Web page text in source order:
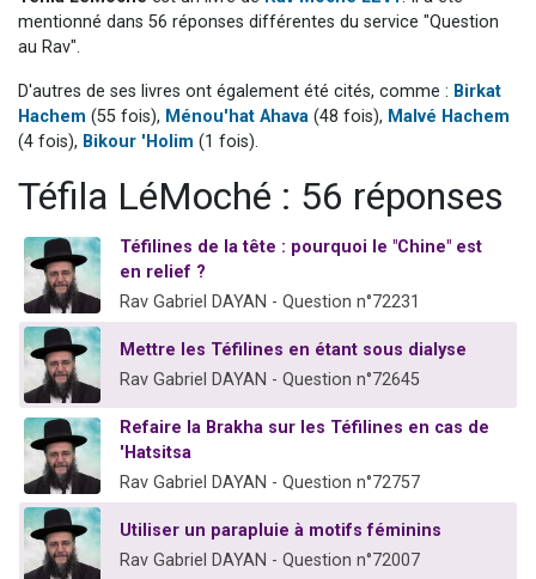
2 personnes viennent de faire un don pour 1 Journée de Vacances Pour les Enfants
4 personnes viennent de nous rejoindre sur WhatsApp
Il reste 49 places pour étudier en groupe sur Zoom
mentionné dans 56 réponses différentes du service "Question
au Rav".
D'autres de ses livres ont également été cités, comme : Birkat
Hachem (55 fois), Ménou'hat Ahava (48 fois), Malvé Hachem
(4 fois), Bikour 'Holim (1 fois).
Téfila LéMoché : 56 réponses
Téfilines de la tête : pourquoi le "Chine" est
en relief ?
Rav Gabriel DAYAN - Question n°72231
Mettre les Téfilines en étant sous dialyse
Rav Gabriel DAYAN - Question n°72645
Refaire la Brakha sur les Téfilines en cas de
'Hatsitsa
Rav Gabriel DAYAN - Question n°72757
Utiliser un parapluie à motifs féminins
Rav Gabriel DAYAN - Question n°72007